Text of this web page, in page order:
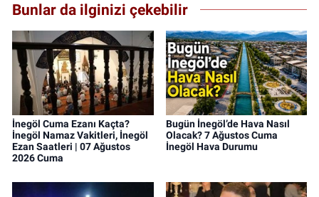
Bunlar da ilginizi çekebilir
İnegöl Cuma Ezanı Kaçta?
İnegöl Namaz Vakitleri, İnegöl
Ezan Saatleri | 07 Ağustos
2026 Cuma
Bugün İnegöl’de Hava Nasıl
Olacak? 7 Ağustos Cuma
İnegöl Hava Durumu